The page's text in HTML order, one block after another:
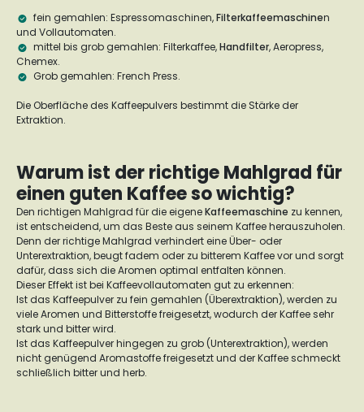
fein gemahlen: Espressomaschinen,Filterkaffeemaschinen
und Vollautomaten.
mittel bis grob gemahlen: Filterkaffee,Handfilter, Aeropress,
Chemex.
Grob gemahlen: French Press.
Die Oberfläche des Kaffeepulvers bestimmt die Stärke der
Extraktion.
Warum ist der richtige Mahlgrad für
einen guten Kaffee so wichtig?
Den richtigen Mahlgrad für die eigeneKaffeemaschine zu kennen,
ist entscheidend, um das Beste aus seinem Kaffee herauszuholen.
Denn der richtige Mahlgrad verhindert eine Über- oder
Unterextraktion, beugt fadem oder zu bitterem Kaffee vor und sorgt
dafür, dass sich die Aromen optimal entfalten können.
Dieser Effekt ist bei Kaffeevollautomaten gut zu erkennen:
Ist das Kaffeepulver zu fein gemahlen (Überextraktion), werden zu
viele Aromen und Bitterstoffe freigesetzt, wodurch der Kaffee sehr
stark und bitter wird.
Ist das Kaffeepulver hingegen zu grob (Unterextraktion), werden
nicht genügend Aromastoffe freigesetzt und der Kaffee schmeckt
schließlich bitter und herb.